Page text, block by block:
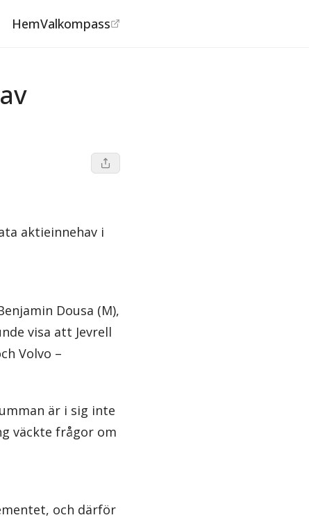
HemValkompass
aktieinnehav i
Dousa (M),
visa att Jevrell
Volvo –
är i sig inte
väckte frågor om
och därför